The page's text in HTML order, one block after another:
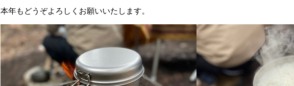
本年もどうぞよろしくお願いいたします。